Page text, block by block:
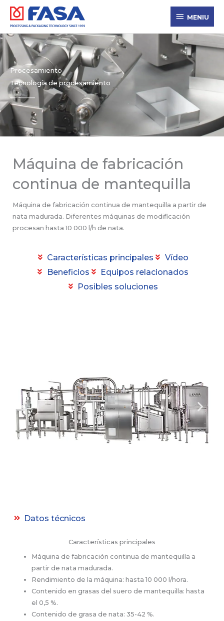
contenido
MENIU
MENIU
Procesamiento
Tecnología de procesamiento
Máquina de fabricación
continua de mantequilla
Máquina de fabricación continua de mantequilla a partir de
nata madurada. Diferentes máquinas de modificación
procesan hasta 10 000 l/h de nata.
Características principales
Vídeo
Beneficios
Equipos relacionados
Posibles soluciones
Datos técnicos
Características principales
Máquina de fabricación continua de mantequilla a
partir de nata madurada.
Rendimiento de la máquina: hasta 10 000 l/hora.
Contenido en grasas del suero de mantequilla: hasta
el 0,5 %.
Contenido de grasa de nata: 35-42 %.